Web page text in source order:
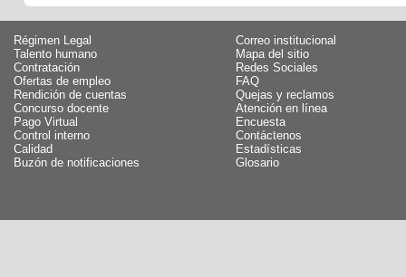
Régimen Legal
Talento humano
Contratación
Ofertas de empleo
Rendición de cuentas
Concurso docente
Pago Virtual
Control interno
Calidad
Buzón de notificaciones
Correo institucional
Mapa del sitio
Redes Sociales
FAQ
Quejas y reclamos
Atención en línea
Encuesta
Contáctenos
Estadísticas
Glosario